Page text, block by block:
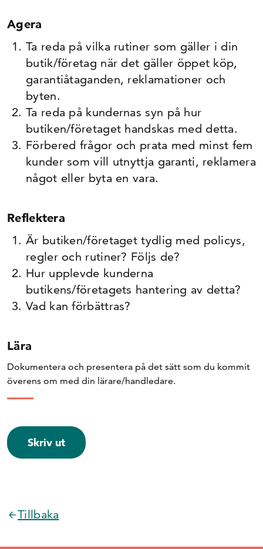
Agera
Ta reda på vilka rutiner som gäller i din
butik/företag när det gäller öppet köp,
garantiåtaganden, reklamationer och
byten.
Ta reda på kundernas syn på hur
butiken/företaget handskas med detta.
Förbered frågor och prata med minst fem
kunder som vill utnyttja garanti, reklamera
något eller byta en vara.
Reflektera
Är butiken/företaget tydlig med policys,
regler och rutiner? Följs de?
Hur upplevde kunderna
butikens/företagets hantering av detta?
Vad kan förbättras?
Lära
Dokumentera och presentera på det sätt som du kommit
överens om med din lärare/handledare.
Skriv ut
Tillbaka